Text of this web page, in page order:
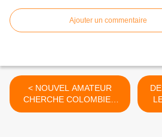
Ajouter un commentaire
< NOUVEL AMATEUR
CHERCHE COLOMBIER
(New) !